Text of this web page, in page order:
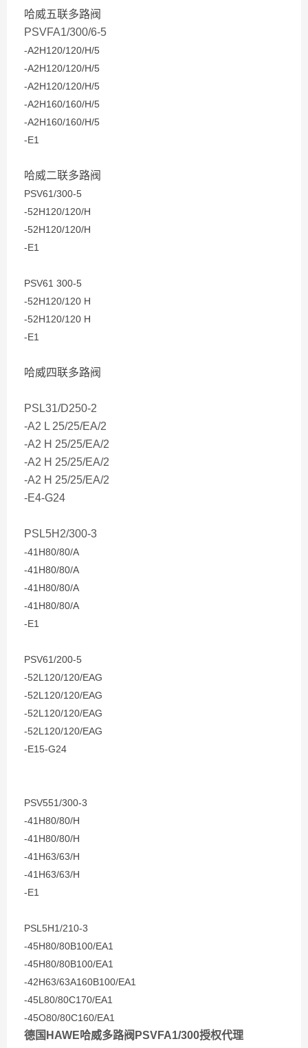
哈威五联多路阀
PSVFA1/300/6-5
-A2H120/120/H/5
-A2H120/120/H/5
-A2H120/120/H/5
-A2H160/160/H/5
-A2H160/160/H/5
-E1
哈威二联多路阀
PSV61/300-5
-52H120/120/H
-52H120/120/H
-E1
PSV61 300-5
-52H120/120 H
-52H120/120 H
-E1
哈威四联多路阀
PSL31/D250-2
-A2 L 25/25/EA/2
-A2 H 25/25/EA/2
-A2 H 25/25/EA/2
-A2 H 25/25/EA/2
-E4-G24
PSL5H2/300-3
-41H80/80/A
-41H80/80/A
-41H80/80/A
-41H80/80/A
-E1
PSV61/200-5
-52L120/120/EAG
-52L120/120/EAG
-52L120/120/EAG
-52L120/120/EAG
-E15-G24
PSV551/300-3
-41H80/80/H
-41H80/80/H
-41H63/63/H
-41H63/63/H
-E1
PSL5H1/210-3
-45H80/80B100/EA1
-45H80/80B100/EA1
-42H63/63A160B100/EA1
-45L80/80C170/EA1
-45O80/80C160/EA1
德国HAWE哈威多路阀PSVFA1/300授权代理